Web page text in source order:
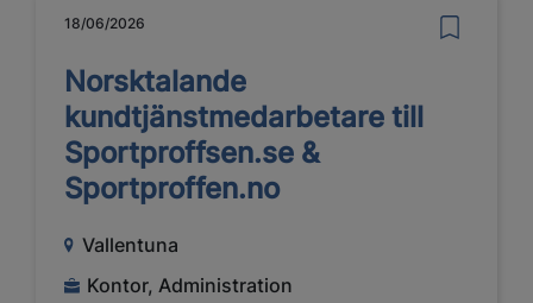
18/06/2026
Norsktalande
kundtjänstmedarbetare till
Sportproffsen.se &
Sportproffen.no
Vallentuna
Kontor, Administration